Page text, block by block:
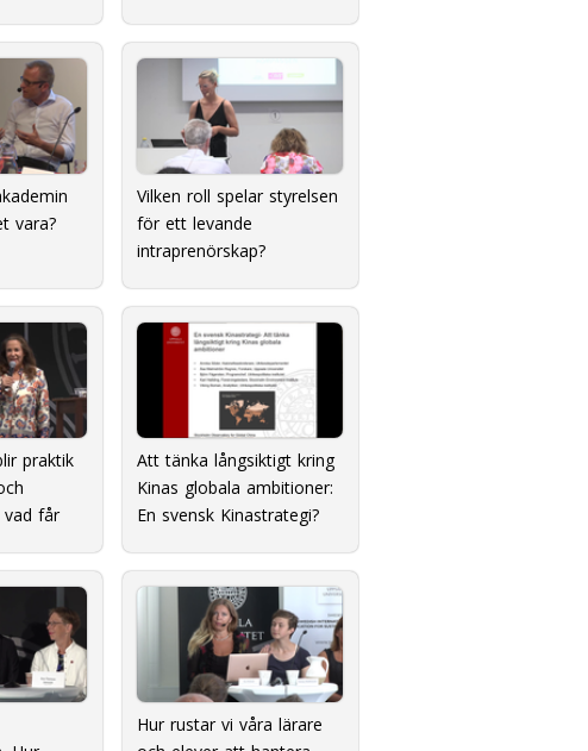

vara?
Vilken roll spelar styrelsen
för ett levande
intraprenörskap?
praktik
vad får
Att tänka långsiktigt kring
Kinas globala ambitioner:
En svensk Kinastrategi?
Hur rustar vi våra lärare